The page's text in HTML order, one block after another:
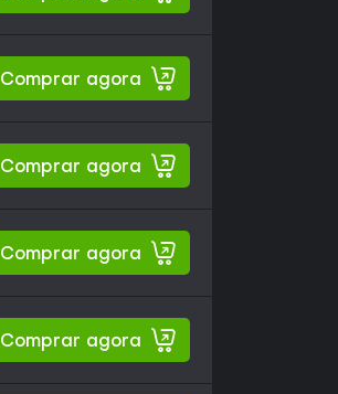
Comprar agora
Comprar agora
Comprar agora
Comprar agora